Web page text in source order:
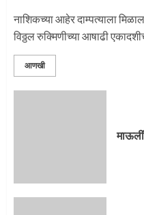
नाशिकच्या आहेर दाम्पत्याला
विठ्ठल रुक्मिणीच्या आषाढी
आणखी